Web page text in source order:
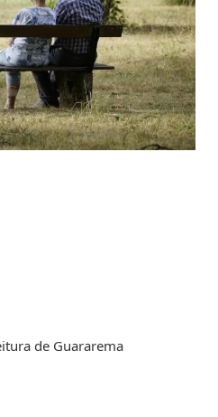
de Guararema